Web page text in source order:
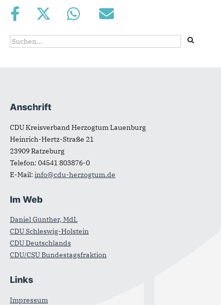
Suchformular
Suche
Fußbereich
Anschrift
CDU Kreisverband Herzogtum Lauenburg
Heinrich-Hertz-Straße 21
23909Ratzeburg
Telefon: 04541 803876-0
E-Mail: info@cdu-herzogtum.de
Im Web
Daniel Günther, MdL
CDU Schleswig-Holstein
CDU Deutschlands
CDU/CSU Bundestagsfraktion
Links
Impressum